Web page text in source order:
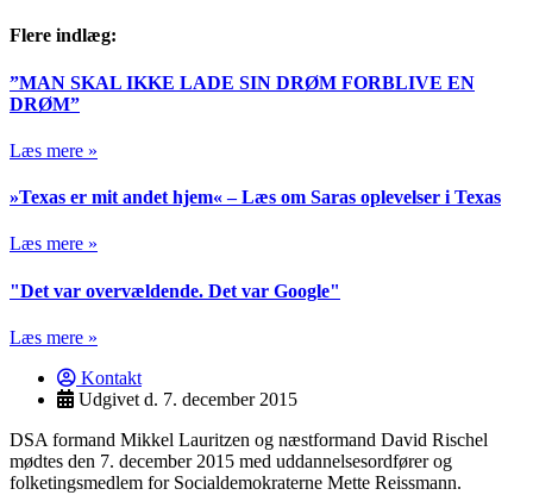
Flere indlæg:
”MAN SKAL IKKE LADE SIN DRØM FORBLIVE EN
DRØM”
Læs mere »
»Texas er mit andet hjem« – Læs om Saras oplevelser i Texas
Læs mere »
"Det var overvældende. Det var Google"
Læs mere »
Kontakt
Udgivet d. 7. december 2015
DSA formand Mikkel Lauritzen og næstformand David Rischel
mødtes den 7. december 2015 med uddannelsesordfører og
folketingsmedlem for Socialdemokraterne Mette Reissmann.